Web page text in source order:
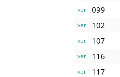
ver 099
ver 102
ver 107
ver 116
ver 117